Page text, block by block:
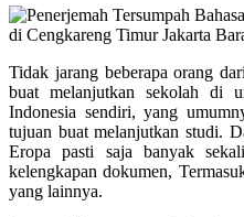
Tidak jarang beberapa orang
buat melanjutkan sekolah di
Indonesia sendiri, yang
tujuan buat melanjutkan studi.
Eropa pasti saja banyak
kelengkapan dokumen,
yang lainnya.